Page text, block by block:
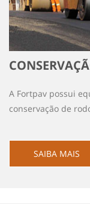
A Fortpav possui
conservação de
SAIBA MAIS